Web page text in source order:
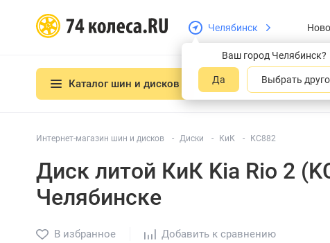
Челябинск
Ваш город Челябинск?
Да Выбрать
Каталог шин и дисков О
Интернет-магазин шин и дисков Диски КиК КС882
Диск литой КиК Kia Rio 2
Челябинске
В избранное Добавить к сравнению